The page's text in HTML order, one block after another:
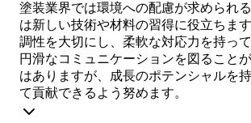
塗装業界では環境への配慮が求められ
は新しい技術や材料の習得に役立ちま
調性を大切にし、柔軟な対応力を持っ
円滑なコミュニケーションを図ること
はありますが、成長のポテンシャルを
て貢献できるよう努めます。